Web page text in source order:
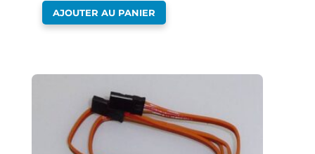
AJOUTER AU PANIER